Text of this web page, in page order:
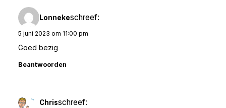
Lonnekeschreef:
5 juni 2023 om 11:00 pm
Goed bezig
Beantwoorden
Chrisschreef: